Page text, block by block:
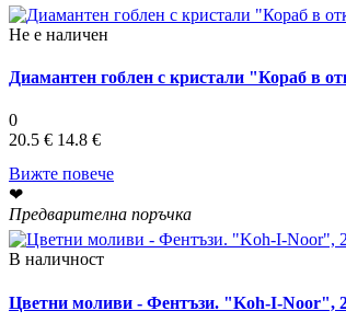
Не е наличен
Диамантен гоблен с кристали "Кораб в
0
20.5 € 14.8 €
Вижте повече
❤
Предварителна поръчка
В наличност
Цветни моливи - Фентъзи. "Koh-I-Noor",